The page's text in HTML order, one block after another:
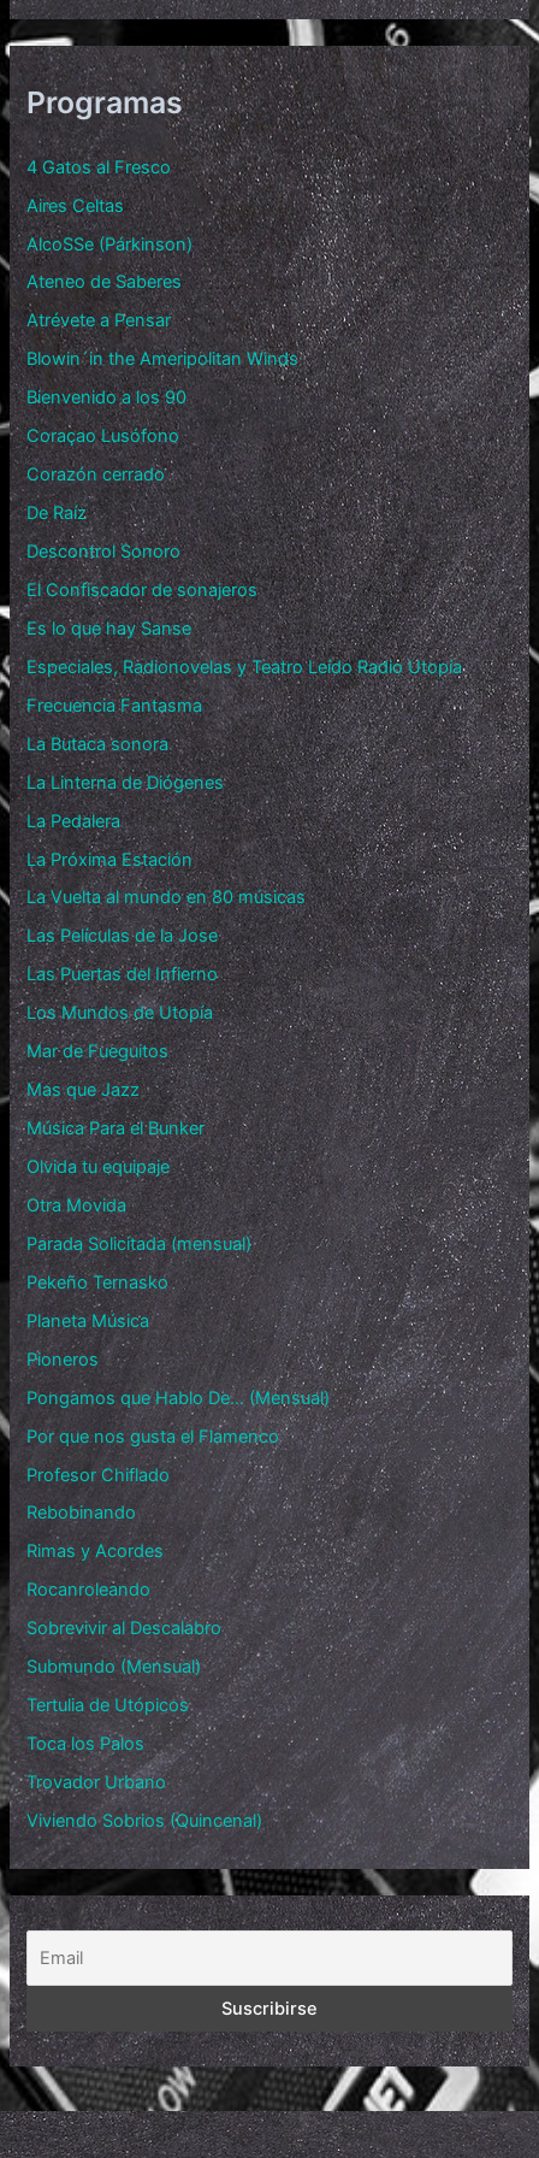
Programas
4 Gatos al Fresco
Aires Celtas
AlcoSSe (Párkinson)
Ateneo de Saberes
Atrévete a Pensar
Blowin´in the Ameripolitan Winds
Bienvenido a los 90
Coraçao Lusófono
Corazón cerrado
De Raíz
Descontrol Sonoro
El Confiscador de sonajeros
Es lo que hay Sanse
Especiales, Radionovelas y Teatro Leído Radio Utopía
Frecuencia Fantasma
La Butaca sonora
La Linterna de Diógenes
La Pedalera
La Próxima Estación
La Vuelta al mundo en 80 músicas
Las Películas de la Jose
Las Puertas del Infierno
Los Mundos de Utopía
Mar de Fueguitos
Mas que Jazz
Música Para el Bunker
Olvida tu equipaje
Otra Movida
Parada Solicitada (mensual)
Pekeño Ternasko
Planeta Música
Pioneros
Pongamos que Hablo De… (Mensual)
Por que nos gusta el Flamenco
Profesor Chiflado
Rebobinando
Rimas y Acordes
Rocanroleando
Sobrevivir al Descalabro
Submundo (Mensual)
Tertulia de Utópicos
Toca los Palos
Trovador Urbano
Viviendo Sobrios (Quincenal)